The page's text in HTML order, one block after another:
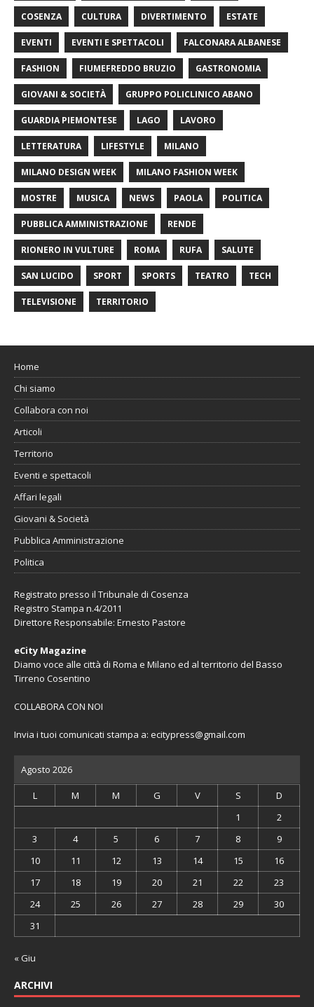
COSENZA CULTURA DIVERTIMENTO ESTATE
EVENTI EVENTI E SPETTACOLI FALCONARA ALBANESE
FASHION FIUMEFREDDO BRUZIO GASTRONOMIA
GIOVANI & SOCIETÀ GRUPPO POLICLINICO ABANO
GUARDIA PIEMONTESE LAGO LAVORO
LETTERATURA LIFESTYLE MILANO
MILANO DESIGN WEEK MILANO FASHION WEEK
MOSTRE MUSICA NEWS PAOLA POLITICA
PUBBLICA AMMINISTRAZIONE RENDE
RIONERO IN VULTURE ROMA RUFA SALUTE
SAN LUCIDO SPORT SPORTS TEATRO TECH
TELEVISIONE TERRITORIO
Home
Chi siamo
Collabora con noi
Articoli
Territorio
Eventi e spettacoli
Affari legali
Giovani & Società
Pubblica Amministrazione
Politica
Registrato presso il Tribunale di Cosenza
Registro Stampa n.4/2011
Direttore Responsabile: Ernesto Pastore
eCity Magazine
Diamo voce alle città di Roma e Milano ed al territorio del Basso
Tirreno Cosentino
COLLABORA CON NOI
Invia i tuoi comunicati stampa a: ecitypress@gmail.com
Agosto 2026
L M M G V S
D
1
2
3
4 5 6 7 8
9
10
11 12 13 14 15
16
17
18 19 20 21 22
23
24
25 26 27 28 29
30
31
« Giu
ARCHIVI